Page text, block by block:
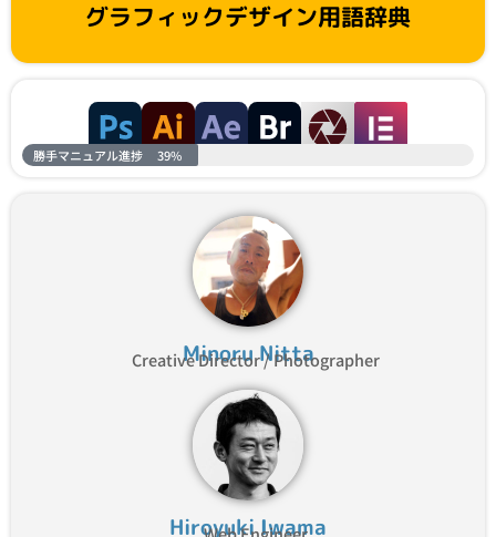
グラフィックデザイン用語辞典
勝手マニュアル進捗 39%
Minoru Nitta
Creative Director / Photographer
Hiroyuki Iwama